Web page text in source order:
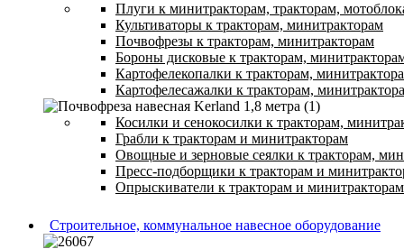
Плуги к минитракторам, тракторам,
Культиваторы к тракторам, минитракторам
Почвофрезы к тракторам, минитракторам
Бороны дисковые к тракторам,
Картофелекопалки к тракторам,
Картофелесажалки к тракторам,
Косилки и сенокосилки к тракторам,
Грабли к тракторам и минитракторам
Овощные и зерновые сеялки к тракторам,
Пресс-подборщики к тракторам и
Опрыскиватели к тракторам и минитракторам
Строительное, коммунальное навесное оборудование